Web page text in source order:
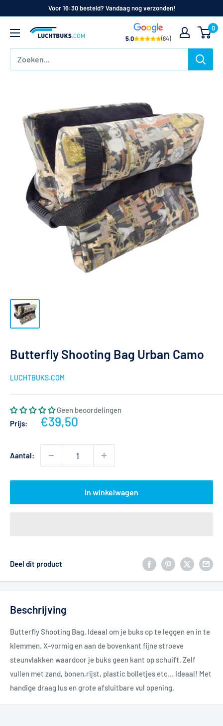
inhoud
Voor 16:30 besteld? Vandaag nog verzonden!
Luchtbuks.com
5.0 (84)
0
Butterfly Shooting Bag Urban Camo
LUCHTBUKS.COM
Geen beoordelingen
Prijs:
Actieprijs
€39,50
Aantal:
In winkelwagen
Deel dit product
Beschrijving
Butterfly Shooting Bag. Ideaal om je buks op te leggen en in te
klemmen. X-vormig en aan de bovenkant fijne stroeve
steunvlakken waardoor je buks geen kant op schuift. Zelf
vullen met zand, bonen,rijst, plastic bolletjes etc... Ideaal! Met
handige draag lus en grote afsluitbare vul opening.